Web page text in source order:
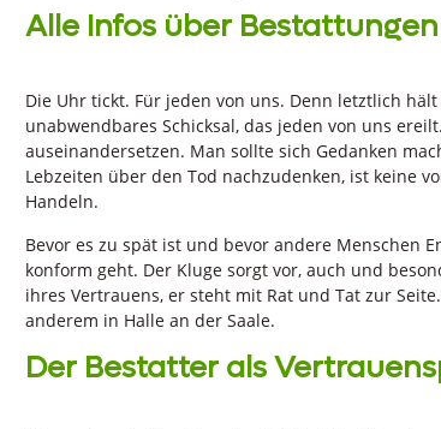
Alle Infos über
Die Uhr tickt. Für jeden von uns. Denn letztlich
unabwendbares Schicksal, das jeden von uns
auseinandersetzen. Man sollte sich Gedanken
Lebzeiten über den Tod nachzudenken, ist keine
Handeln.
Bevor es zu spät ist und bevor andere Menschen
konform geht. Der Kluge sorgt vor, auch und
ihres Vertrauens, er steht mit Rat und Tat zur
anderem in Halle an der Saale.
Der Bestatter als